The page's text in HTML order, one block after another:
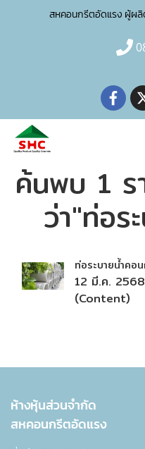
สหคอนกรีตอัดแรง ผู้ผลิ
ค้นพบ 1 ร
ว่า"ท่อร
ท่อระบายน้ำคอ
12 มี.ค. 2568
(Content)
ห้างหุ้นส่วนจำกัด
สหคอนกรีตอัดแรง